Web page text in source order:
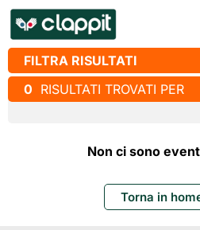
FILTRA RISULTATI
0 RISULTATI TROVATI PER
Non ci sono
Torna in